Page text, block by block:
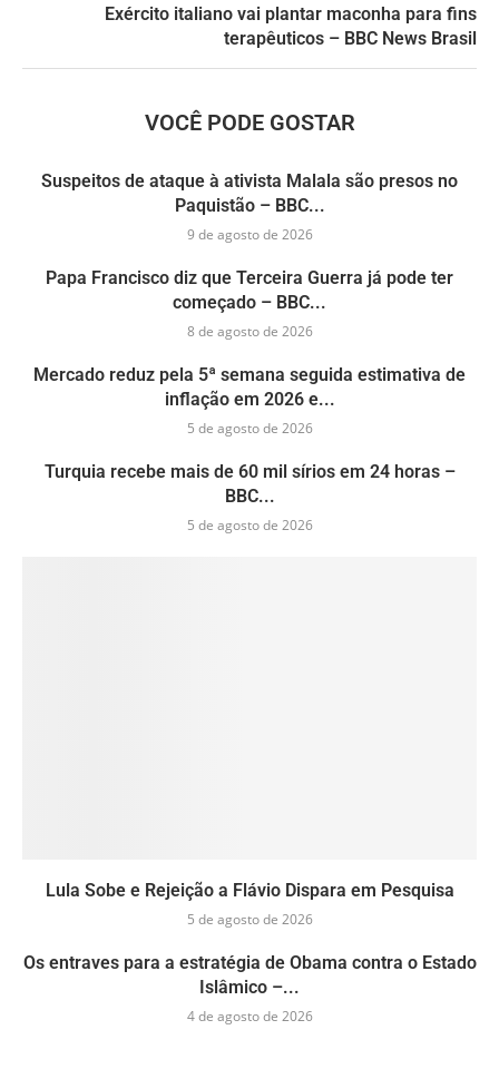
Exército italiano vai plantar maconha para fins
terapêuticos – BBC News Brasil
VOCÊ PODE GOSTAR
Suspeitos de ataque à ativista Malala são presos no
Paquistão – BBC...
9 de agosto de 2026
Papa Francisco diz que Terceira Guerra já pode ter
começado – BBC...
8 de agosto de 2026
Mercado reduz pela 5ª semana seguida estimativa de
inflação em 2026 e...
5 de agosto de 2026
Turquia recebe mais de 60 mil sírios em 24 horas –
BBC...
5 de agosto de 2026
Lula Sobe e Rejeição a Flávio Dispara em Pesquisa
5 de agosto de 2026
Os entraves para a estratégia de Obama contra o Estado
Islâmico –...
4 de agosto de 2026